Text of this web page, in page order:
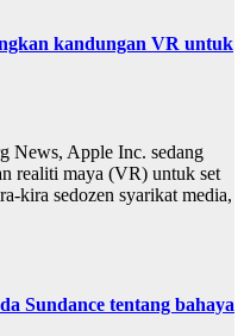
kandungan VR untuk
News, Apple Inc. sedang
realiti maya (VR) untuk set
kira sedozen syarikat media,
Sundance tentang bahaya